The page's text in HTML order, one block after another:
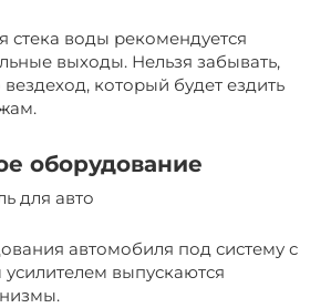
стека воды рекомендуется
выходы. Нельзя забывать,
вездеход, который будет ездить
оборудование
для авто
автомобиля под систему с
выпускаются